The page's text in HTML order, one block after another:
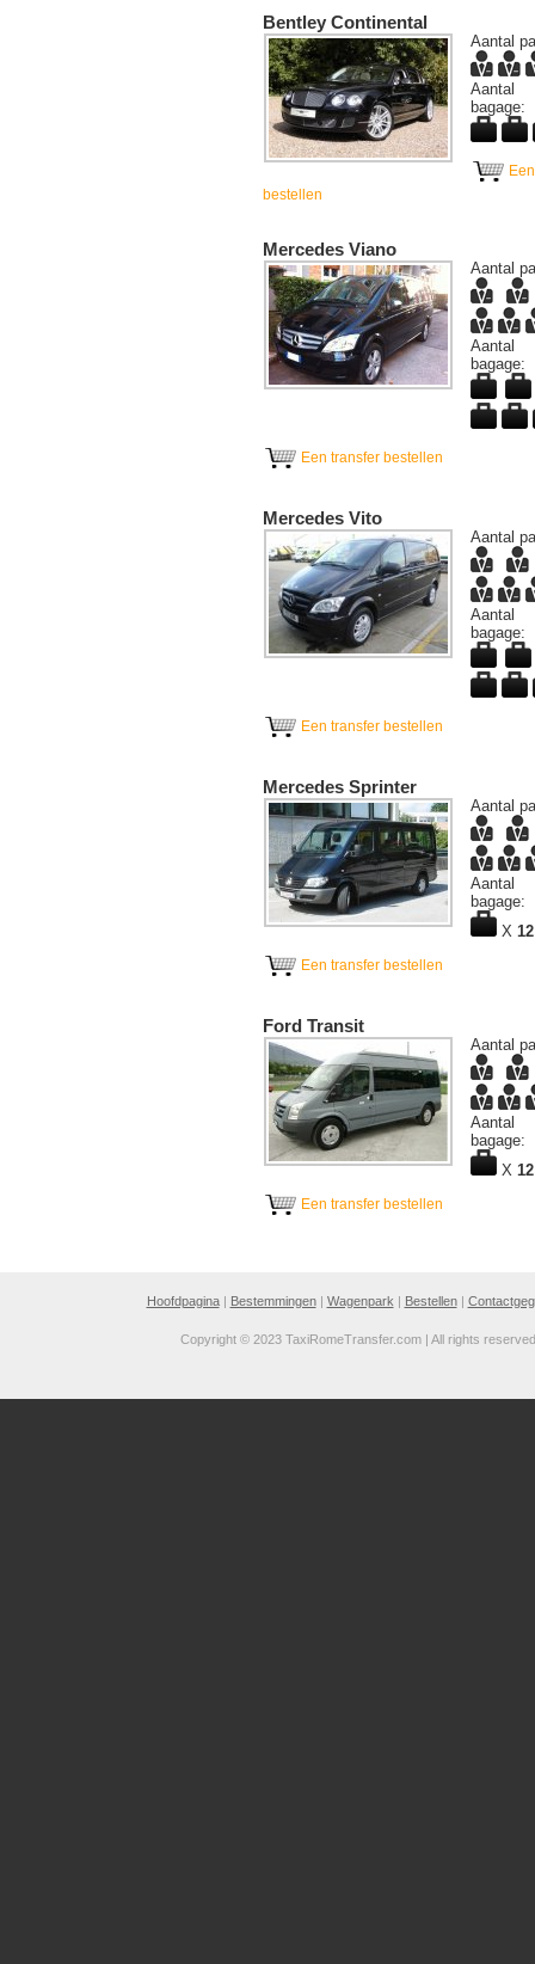
Bentley Continental
Aantal
bagage:
bestellen
Mercedes Viano
Aantal
bagage:
Een transfer bestellen
Mercedes Vito
Aantal
bagage:
Een transfer bestellen
Mercedes Sprinter
Aantal
bagage:
X 12
Een transfer bestellen
Ford Transit
Aantal
bagage:
X 12
Een transfer bestellen
Hoofdpagina| Bestemmingen| Wagenpark Bestellen|
Copyright © 2023 TaxiRomeTransfer.com | All rights reserved